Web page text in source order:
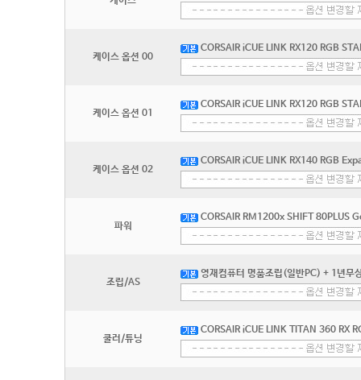
케이스 옵션 00
CORSAIR iCUE LINK RX120 RGB
케이스 옵션 01
CORSAIR iCUE LINK RX120 RGB
케이스 옵션 02
CORSAIR iCUE LINK RX140 RGB
파워
CORSAIR RM1200x SHIFT 80PLUS
조립/AS
영재컴퓨터 명품조립(일반PC) + 1년무
쿨러/튜닝
CORSAIR iCUE LINK TITAN 360 RX